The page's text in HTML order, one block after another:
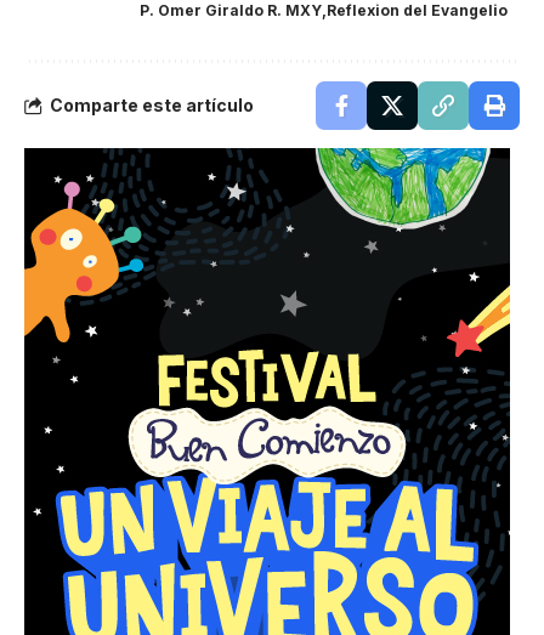
P. Omer Giraldo R. MXY Reflexion del Evangelio
Comparte este artículo